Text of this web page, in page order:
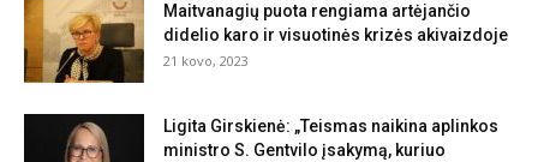
Maitvanagių puota rengiama artėjančio
didelio karo ir visuotinės krizės akivaizdoje
21 kovo, 2023
Ligita Girskienė: „Teismas naikina aplinkos
ministro S. Gentvilo įsakymą, kuriuo